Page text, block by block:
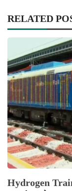
RELATED
Hydrogen Train